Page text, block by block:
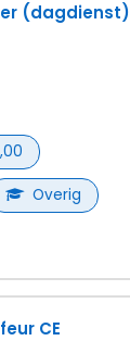
(dagdienst)
Overig
CE